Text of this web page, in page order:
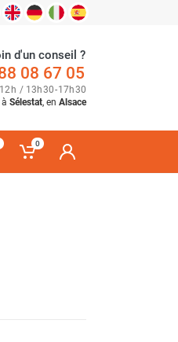
d'un conseil ?
08 67 05
12h / 13h30-17h30
Sélestat, en Alsace
0